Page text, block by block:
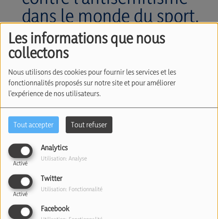
Les informations que nous
collectons
Nous utilisons des cookies pour fournir les services et les
fonctionnalités proposés sur notre site et pour améliorer
l'expérience de nos utilisateurs.
Tout accepter Tout refuser
Analytics
Activé
Utilisation: Analyse
Twitter
Activé
Utilisation: Fonctionnalité
Facebook
dans le monde du sport.
Avec Jacques
Lichtenstein
(01/06/2026)
01 juin 2026
Écouter le podcast